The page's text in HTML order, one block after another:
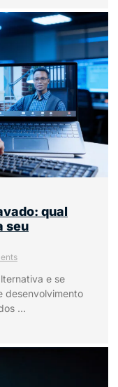
qual
seu
e se
desenvolvimento
…